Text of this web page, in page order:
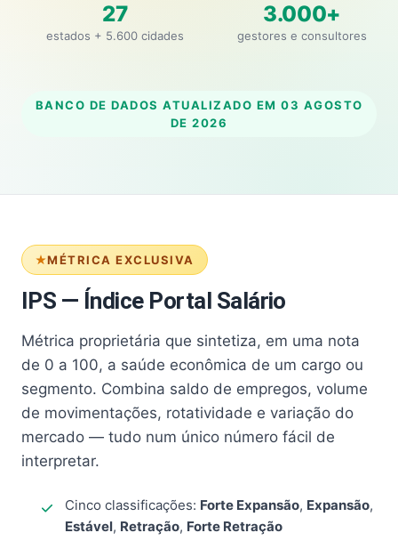
27
estados + 5.600 cidades
3.000+
gestores e consultores
BANCO DE DADOS ATUALIZADO EM 03 AGOSTO
DE 2026
MÉTRICA EXCLUSIVA
IPS — Índice Portal Salário
Métrica proprietária que sintetiza, em uma nota
de 0 a 100, a saúde econômica de um cargo ou
segmento. Combina saldo de empregos, volume
de movimentações, rotatividade e variação do
mercado — tudo num único número fácil de
interpretar.
Cinco classificações: Forte Expansão, Expansão,
Estável, Retração, Forte Retração